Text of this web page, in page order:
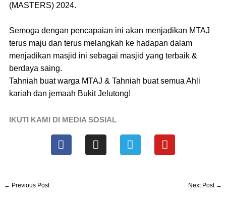
(MASTERS) 2024.
Semoga dengan pencapaian ini akan menjadikan MTAJ
terus maju dan terus melangkah ke hadapan dalam
menjadikan masjid ini sebagai masjid yang terbaik &
berdaya saing.
Tahniah buat warga MTAJ & Tahniah buat semua Ahli
kariah dan jemaah Bukit Jelutong!
IKUTI KAMI DI MEDIA SOSIAL
F
a
I
n
T
e
Y
o
← Previous Post Next Post →